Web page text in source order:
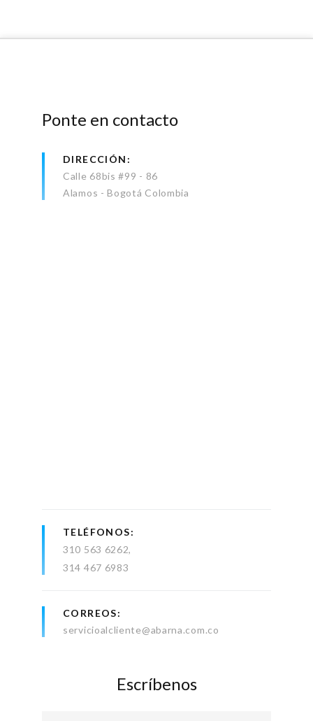
Ponte en contacto
DIRECCIÓN
Calle 68bis #99 - 86
Alamos - Bogotá Colombia
TELÉFONOS
310 563 6262
314 467 6983
CORREOS
servicioalcliente@abarna.com.co
Escríbenos